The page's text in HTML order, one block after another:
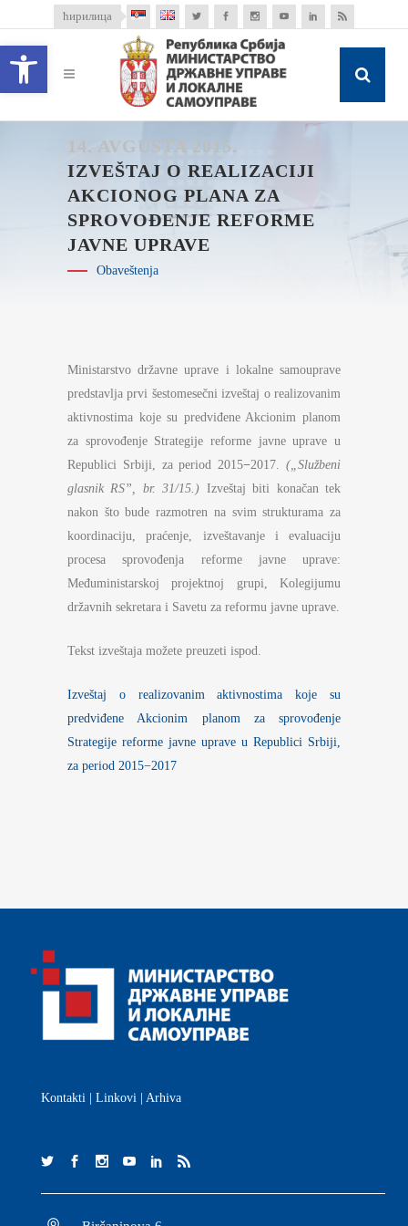
Open toolbar
ћирилица
14. AVGUSTA 2015.
IZVEŠTAJ O REALIZACIJI
AKCIONOG PLANA ZA
SPROVOĐENJE REFORME
JAVNE UPRAVE
Obaveštenja
Ministarstvo državne uprave i lokalne samouprave
predstavlja prvi šestomesečni izveštaj o realizovanim
aktivnostima koje su predviđene Akcionim planom
za sprovođenje Strategije reforme javne uprave u
Republici Srbiji, za period 2015−2017.(„Službeni
glasnik RS”, br. 31/15.) Izveštaj biti konačan tek
nakon što bude razmotren na svim strukturama za
koordinaciju, praćenje, izveštavanje i evaluaciju
procesa sprovođenja reforme javne uprave:
Međuministarskoj projektnoj grupi, Kolegijumu
državnih sekretara i Savetu za reformu javne uprave.
Tekst izveštaja možete preuzeti ispod.
Izveštaj o realizovanim aktivnostima koje su
predviđene Akcionim planom za sprovođenje
Strategije reforme javne uprave u Republici Srbiji,
za period 2015−2017
Kontakti Linkovi Arhiva